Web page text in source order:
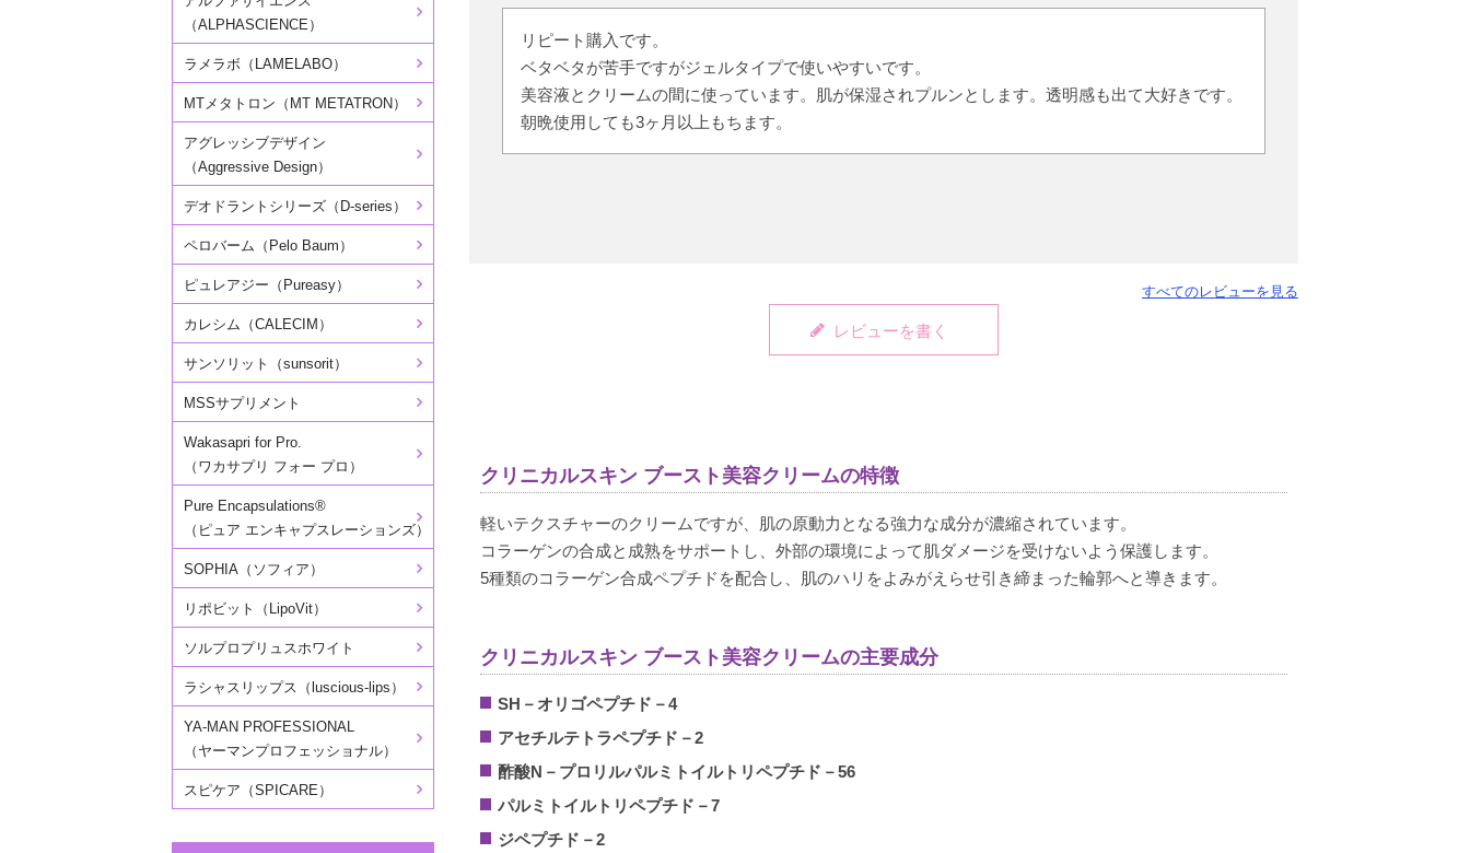
リピート購入です。
ベタベタが苦手ですがジェルタイプで使いやすいです。
美容液とクリームの間に使っています。肌が保湿されプルンとします。透明感も出て大好きです。
朝晩使用しても3ヶ月以上もちます。
すべてのレビューを見る
レビューを書く
クリニカルスキン ブースト美容クリームの特徴
軽いテクスチャーのクリームですが、肌の原動力となる強力な成分が濃縮されています。
コラーゲンの合成と成熟をサポートし、外部の環境によって肌ダメージを受けないよう保護します。
5種類のコラーゲン合成ペプチドを配合し、肌のハリをよみがえらせ引き締まった輪郭へと導きます。
クリニカルスキン ブースト美容クリームの主要成分
SH－オリゴペプチド－4
アセチルテトラペプチド－2
酢酸N－プロリルパルミトイルトリペプチド－56
パルミトイルトリペプチド－7
ジペプチド－2
（ALPHASCIENCE）
ラメラボ（LAMELABO）
MTメタトロン（MT METATRON）
アグレッシブデザイン
（Aggressive Design）
デオドラントシリーズ（D-series）
ペロバーム（Pelo Baum）
ピュレアジー（Pureasy）
カレシム（CALECIM）
サンソリット（sunsorit）
MSSサプリメント
Wakasapri for Pro.
（ワカサプリ フォー プロ）
Pure Encapsulations®
（ピュア エンキャプスレーションズ）
SOPHIA（ソフィア）
リポビット（LipoVit）
ソルプロプリュスホワイト
ラシャスリップス（luscious-lips）
YA-MAN PROFESSIONAL
（ヤーマンプロフェッショナル）
スピケア（SPICARE）